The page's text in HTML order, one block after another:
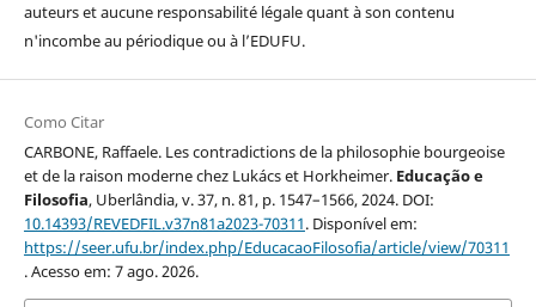
auteurs et aucune responsabilité légale quant à son contenu
n'incombe au périodique ou à l’EDUFU.
Como Citar
CARBONE, Raffaele. Les contradictions de la philosophie bourgeoise
et de la raison moderne chez Lukács et Horkheimer. Educação e
Filosofia, Uberlândia, v. 37, n. 81, p. 1547–1566, 2024. DOI:
10.14393/REVEDFIL.v37n81a2023-70311. Disponível em:
https://seer.ufu.br/index.php/EducacaoFilosofia/article/view/70311
. Acesso em: 7 ago. 2026.